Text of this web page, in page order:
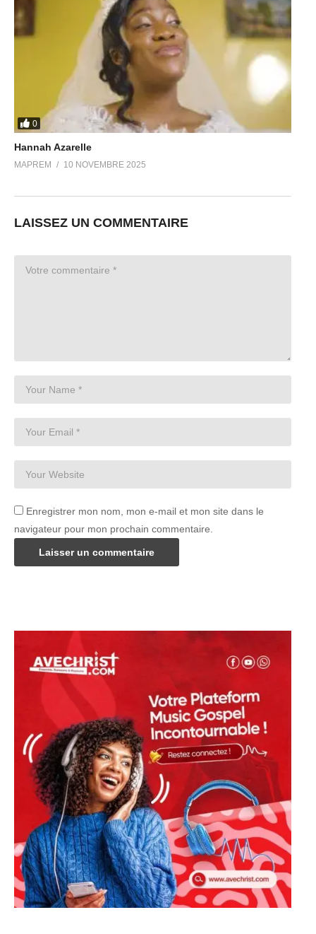
0
Hannah Azarelle
MAPREM 10 NOVEMBRE 2025
LAISSEZ UN COMMENTAIRE
Enregistrer mon nom, mon e-mail et mon site dans le
navigateur pour mon prochain commentaire.